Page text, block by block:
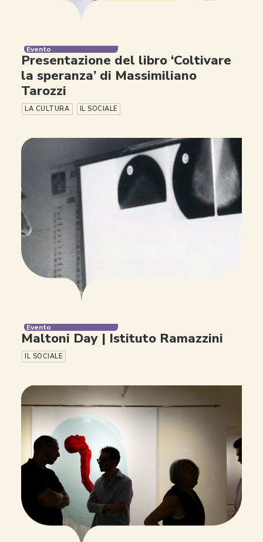
Evento
Presentazione del libro ‘Coltivare
la speranza’ di Massimiliano
Tarozzi
LA CULTURA IL SOCIALE
Evento
Maltoni Day | Istituto Ramazzini
IL SOCIALE